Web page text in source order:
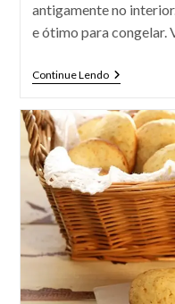
antigamente no
e ótimo para congelar.
Continue LendoReceita
Caseiro
Simples